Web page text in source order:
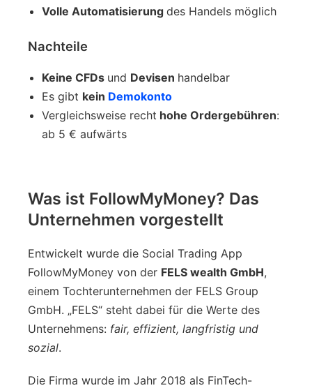
Volle Automatisierung des Handels möglich
Nachteile
Keine CFDs und Devisen handelbar
Es gibt kein Demokonto
Vergleichsweise recht hohe Ordergebühren:
ab 5 € aufwärts
Was ist FollowMyMoney? Das
Unternehmen vorgestellt
Entwickelt wurde die Social Trading App
FollowMyMoney von der FELS wealth GmbH,
einem Tochterunternehmen der FELS Group
GmbH. „FELS“ steht dabei für die Werte des
Unternehmens: fair, effizient, langfristig und
sozial.
Die Firma wurde im Jahr 2018 als FinTech-